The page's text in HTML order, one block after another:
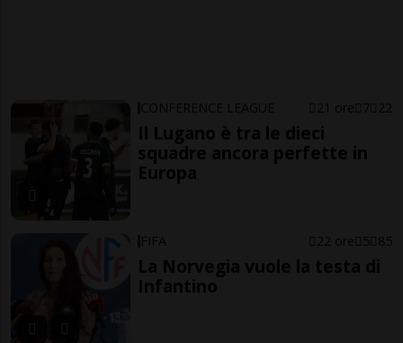
CONFERENCE LEAGUE 21 ore 7 22
Il Lugano è tra le dieci
squadre ancora perfette in
Europa
FIFA 22 ore 5 85
La Norvegia vuole la testa di
Infantino